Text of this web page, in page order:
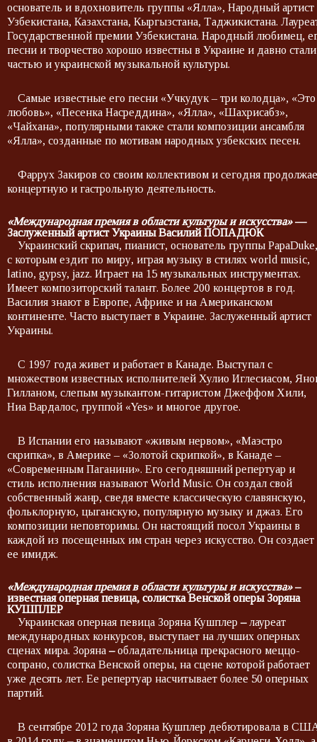
основатель и вдохновитель группы «Ялла», Народный артист
Узбекистана, Казахстана, Кыргызстана, Таджикистана.
Государственной премии Узбекистана. Народный любимец,
песни и творчество хорошо известны в Украине и давно стали
частью и украинской музыкальной культуры.
Самые известные его песни «Учкудук – три колодца», «Это
любовь», «Песенка Насреддина», «Ялла», «Шахрисабз»,
«Чайхана», популярными также стали композиции ансамбля
«Ялла», созданные по мотивам народных узбекских песен.
Фаррух Закиров со своим коллективом и сегодня
концертную и гастрольную деятельность.
«Международная премия в области культуры и искусства»—
Заслуженный артист Украины Василий ПОПАДЮК
Украинский скрипач, пианист, основатель группы PapaDuke,
с которым ездит по миру, играя музыку в стилях world music,
latino, gypsy, jazz. Играет на 15 музыкальных инструментах.
Имеет композиторский талант. Более 200 концертов в год.
Василия знают в Европе, Африке и на Американском
континенте. Часто выступает в Украине. Заслуженный артист
Украины.
С 1997 года живет и работает в Канаде. Выступал с
множеством известных исполнителей Хулио Иглесиасом,
Гилланом, слепым музыкантом-гитаристом Джеффом Хили,
Ниа Вардалос, группой «Yes» и многое другое.
В Испании его называют «живым нервом», «Маэстро
скрипка», в Америке – «Золотой скрипкой», в Канаде –
«Современным Паганини». Его сегодняшний репертуар и
стиль исполнения называют World Musiс. Он создал свой
собственный жанр, сведя вместе классическую славянскую,
фольклорную, цыганскую, популярную музыку и джаз. Его
композиции неповторимы. Он настоящий посол Украины в
каждой из посещенных им стран через искусство. Он создает
ее имидж.
«Международная премия в области культуры и искусства» –
известная оперная певица, солистка Венской оперы Зоряна
КУШПЛЕР
Украинская оперная певица Зоряна Кушплер –лауреат
международных конкурсов, выступает на лучших оперных
сценах мира. Зоряна –обладательница прекрасного меццо-
сопрано, солистка Венской оперы, на сцене которой работает
уже десять лет. Ее репертуар насчитывает более 50 оперных
партий.
В сентябре 2012 года Зоряна Кушплер дебютировала в